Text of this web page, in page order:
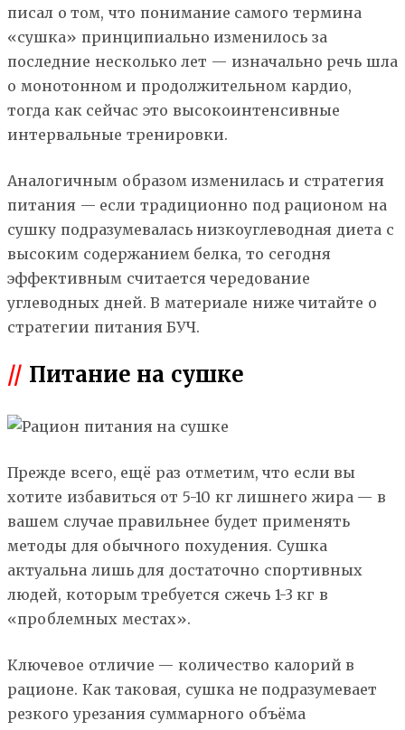
писал о том, что понимание самого термина
«сушка» принципиально изменилось за
последние несколько лет — изначально речь шла
о монотонном и продолжительном кардио,
тогда как сейчас это высокоинтенсивные
интервальные тренировки.
Аналогичным образом изменилась и стратегия
питания — если традиционно под рационом на
сушку подразумевалась низкоуглеводная диета с
высоким содержанием белка, то сегодня
эффективным считается чередование
углеводных дней. В материале ниже читайте о
стратегии питания БУЧ.
// Питание на сушке
Прежде всего, ещё раз отметим, что если вы
хотите избавиться от 5-10 кг лишнего жира — в
вашем случае правильнее будет применять
методы для обычного похудения. Сушка
актуальна лишь для достаточно спортивных
людей, которым требуется сжечь 1-3 кг в
«проблемных местах».
Ключевое отличие — количество калорий в
рационе. Как таковая, сушка не подразумевает
резкого урезания суммарного объёма